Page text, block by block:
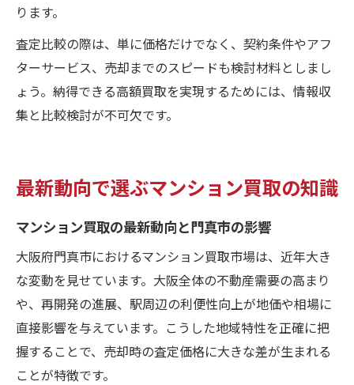
ります。
査定比較の際は、単に価格だけでなく、契約条件やアフ
ターサービス、売却までのスピードも検討材料としまし
ょう。納得できる高額買取を実現するためには、情報収
集と比較検討が不可欠です。
最新動向で選ぶマンション買取の知識
マンション買取の最新動向と門真市の影響
大阪府門真市におけるマンション買取市場は、近年大き
な変動を見せています。大阪全体の不動産需要の高まり
や、再開発の進展、駅周辺の利便性向上が地価や相場に
直接影響を与えています。こうした地域特性を正確に把
握することで、売却時の査定価格に大きな差が生まれる
ことが特徴です。